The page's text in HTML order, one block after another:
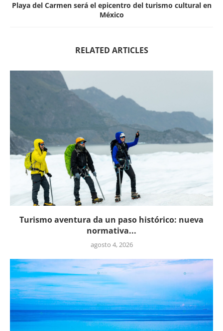
Playa del Carmen será el epicentro del turismo cultural en
México
RELATED ARTICLES
Turismo aventura da un paso histórico: nueva
normativa...
agosto 4, 2026